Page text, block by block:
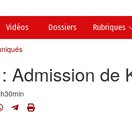
Vidéos Dossiers Rubriques
Admission de